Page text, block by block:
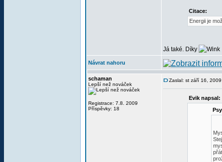
Citace:
Energii je
Já také. Díky
Návrat nahoru
schaman
Lepší než nováček
Registrace: 7.8. 2009
Příspěvky: 18
Zaslal: st září 16,
Evik napsal: